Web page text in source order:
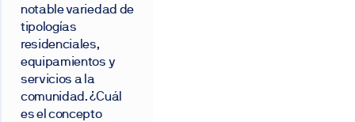
notable variedad de
tipologías
residenciales,
equipamientos y
servicios a la
comunidad. ¿Cuál
es el concepto